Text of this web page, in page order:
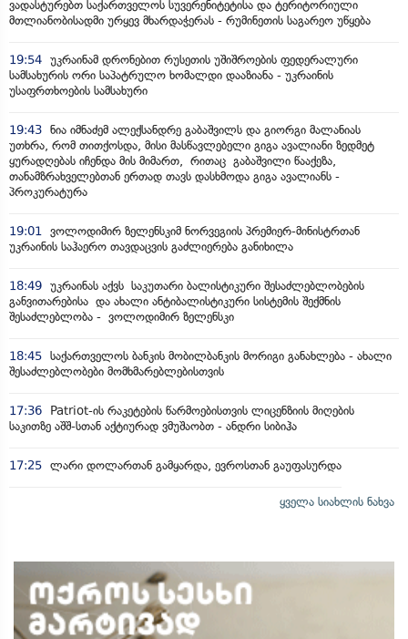
ვადასტურებთ საქართველოს სუვერენიტეტისა და ტერიტორიული
მთლიანობისადმი ურყევ მხარდაჭერას - რუმინეთის საგარეო უწყება
19:54 უკრაინამ დრონებით რუსეთის უშიშროების ფედერალური
სამსახურის ორი საპატრულო ხომალდი დააზიანა - უკრაინის
უსაფრთხოების სამსახური
19:43 ნია იმნაძემ ალექსანდრე გაბაშვილს და გიორგი მალანიას
უთხრა, რომ თითქოსდა, მისი მასწავლებელი გიგა ავალიანი ზედმეტ
ყურადღებას იჩენდა მის მიმართ, რითაც გაბაშვილი წააქეზა,
თანამზრახველებთან ერთად თავს დასხმოდა გიგა ავალიანს -
პროკურატურა
19:01
ვოლოდიმირ ზელენსკიმ ნორვეგიის პრემიერ-მინისტრთან
უკრაინის საჰაერო თავდაცვის გაძლიერება განიხილა
18:49 უკრაინას აქვს საკუთარი ბალისტიკური შესაძლებლობების
განვითარებისა და ახალი ანტიბალისტიკური სისტემის შექმნის
შესაძლებლობა - ვოლოდიმირ ზელენსკი
18:45 საქართველოს ბანკის მობილბანკის მორიგი განახლება - ახალი
შესაძლებლობები მომხმარებლებისთვის
17:36
Patriot-ის რაკეტების წარმოებისთვის ლიცენზიის მიღების
საკითზე აშშ-სთან აქტიურად ვმუშაობთ - ანდრი სიბიჰა
17:25 ლარი დოლართან გამყარდა, ევროსთან გაუფასურდა
ყველა სიახლის ნახვა